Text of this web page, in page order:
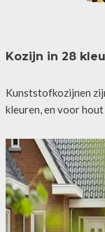
Kozijn in 28
Kunststofkozijnen
kleuren, en voor